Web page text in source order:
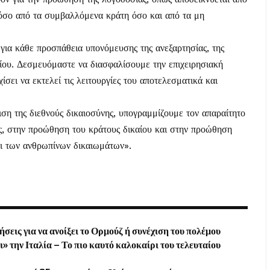
από τα συμβαλλόμενα κράτη όσο και από τα μη
κάθε προσπάθεια υπονόμευσης της ανεξαρτησίας, της
Δεσμευόμαστε να διασφαλίσουμε την επιχειρησιακή
να εκτελεί τις λειτουργίες του αποτελεσματικά και
της διεθνούς δικαιοσύνης, υπογραμμίζουμε τον απαραίτητο
στην προώθηση του κράτους δικαίου και στην προώθηση
των ανθρωπίνων δικαιωμάτων».
για να ανοίξει το Ορμούζ ή συνέχιση του πολέμου
Ιταλία – Το πιο καυτό καλοκαίρι του τελευταίου